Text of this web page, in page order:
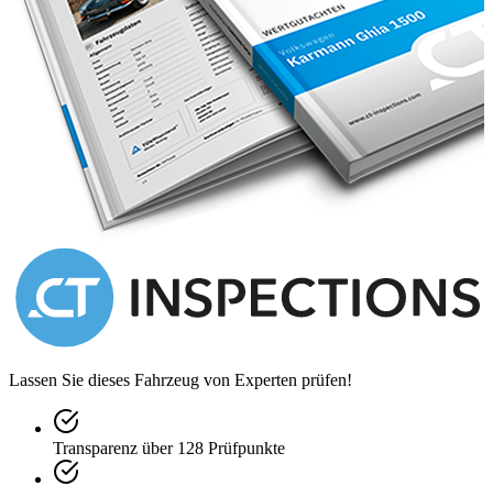
Lassen Sie dieses Fahrzeug von Experten prüfen!
Transparenz über 128 Prüfpunkte